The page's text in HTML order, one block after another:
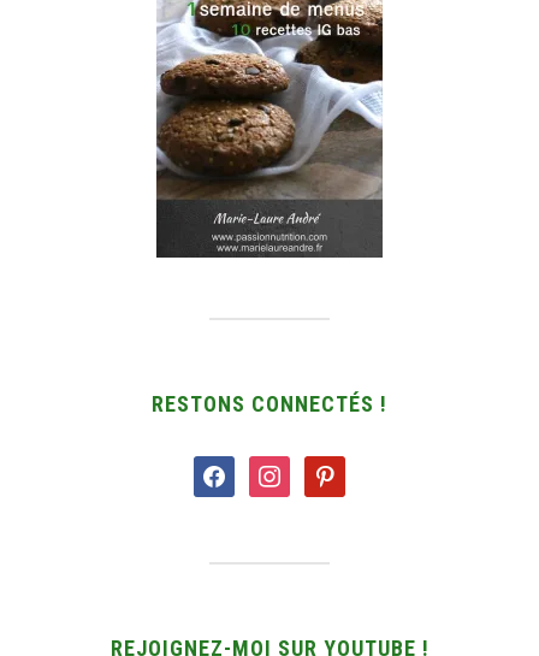
RESTONS CONNECTÉS !
facebookinstagrampinterest
REJOIGNEZ-MOI SUR YOUTUBE !